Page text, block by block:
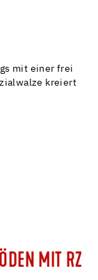
mit einer frei
kreiert
MIT RZ